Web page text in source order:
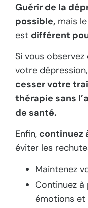
Guérir de la
possible, mais
est différent
Si vous
votre
cesser votre
thérapie sans
de santé.
Enfin, continuez
éviter les
Maintenez
Continuez
émotions et